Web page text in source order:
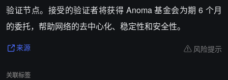
验证节点。接受的验证者将获得 Anoma 基金会为期 6 个月
的委托，帮助网络的去中心化、稳定性和安全性。
来源 风险提示
关联标签